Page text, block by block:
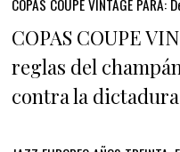
COPAS COUPE VINTAGE
COPAS COUPE
reglas del
contra la dictadura